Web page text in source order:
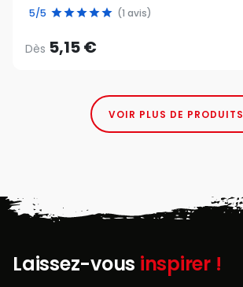
5/5 (1 avis)
Dès 5,15 €
VOIR PLUS DE PRODUITS
Laissez-vous inspirer !